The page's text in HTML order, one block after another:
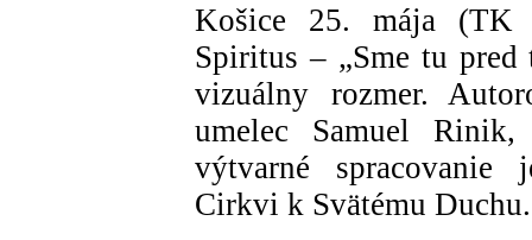
Košice 25. mája (TK
Spiritus – „Sme tu
vizuálny rozmer.
umelec Samuel
výtvarné spracovanie
Cirkvi k Svätému Duchu.